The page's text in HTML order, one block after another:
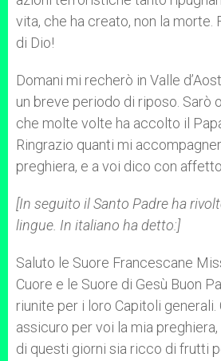
vita, che ha creato, non la morte.
di Dio!
Domani mi recherò in Valle
un breve periodo di riposo. Sarò
che molte volte ha accolto il
Ringrazio quanti mi
preghiera, e a voi dico con
[In seguito il Santo Padre ha
lingue. In italiano ha detto:]
Saluto le Suore Francescane
Cuore e le Suore di Gesù Buon
riunite per i loro Capitoli generali.
assicuro per voi la mia preghiera,
di questi giorni sia ricco di frutti